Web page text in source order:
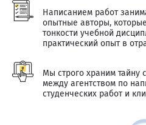
Написанием работ
опытные авторы,
тонкости учебной
практический опыт в
Мы строго храним тайну
между агентством по
студенческих работ и